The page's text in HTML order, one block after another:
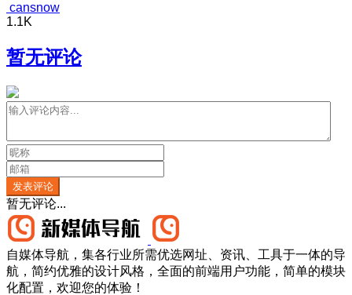
cansnow
1.1K
暂无评论
发表评论
暂无评论...
自媒体导航，集各行业所需优选网址、资讯、工具于一体的导
航，简约优雅的设计风格，全面的前端用户功能，简单的模块
化配置，欢迎您的体验！